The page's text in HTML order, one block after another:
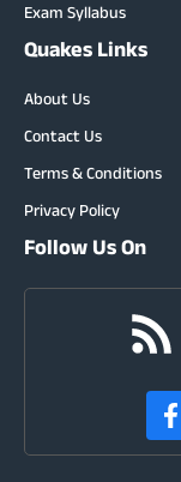
Exam Syllabus
Quakes Links
About Us
Contact Us
Terms & Conditions
Privacy Policy
Follow Us On